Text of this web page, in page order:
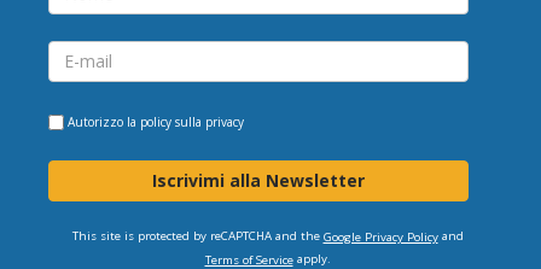
Autorizzo la policy sulla privacy
Iscrivimi alla Newsletter
This site is protected by reCAPTCHA and the Google Privacy Policyand
Terms of Serviceapply.